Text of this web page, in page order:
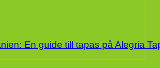
En guide till tapas på Alegria